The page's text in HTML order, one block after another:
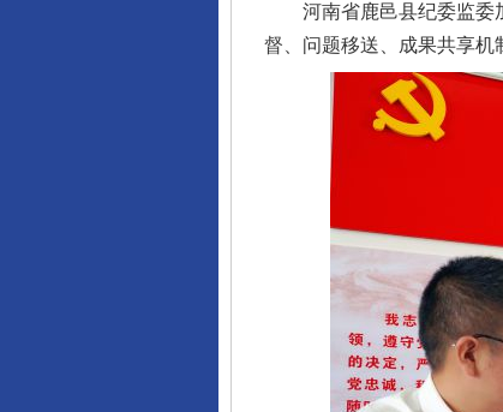
河南省鹿邑县纪委监委加
督、问题移送、成果共享机